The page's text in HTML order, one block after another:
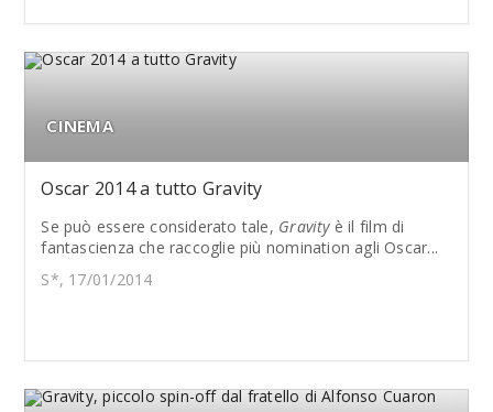
CINEMA
Oscar 2014 a tutto Gravity
Se può essere considerato tale, Gravityè il film di
fantascienza che raccoglie più nomination agli Oscar...
S*, 17/01/2014